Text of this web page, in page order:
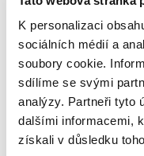
K personalizaci
sociálních médií a
soubory cookie.
sdílíme se svými
analýzy. Partneři tyto
dalšími informacemi,
získali v důsledku
Marek Čechovský
3 290,00 Kč
Fenomén
narůstajícího
území ČR, ale
této
klíčových témat...